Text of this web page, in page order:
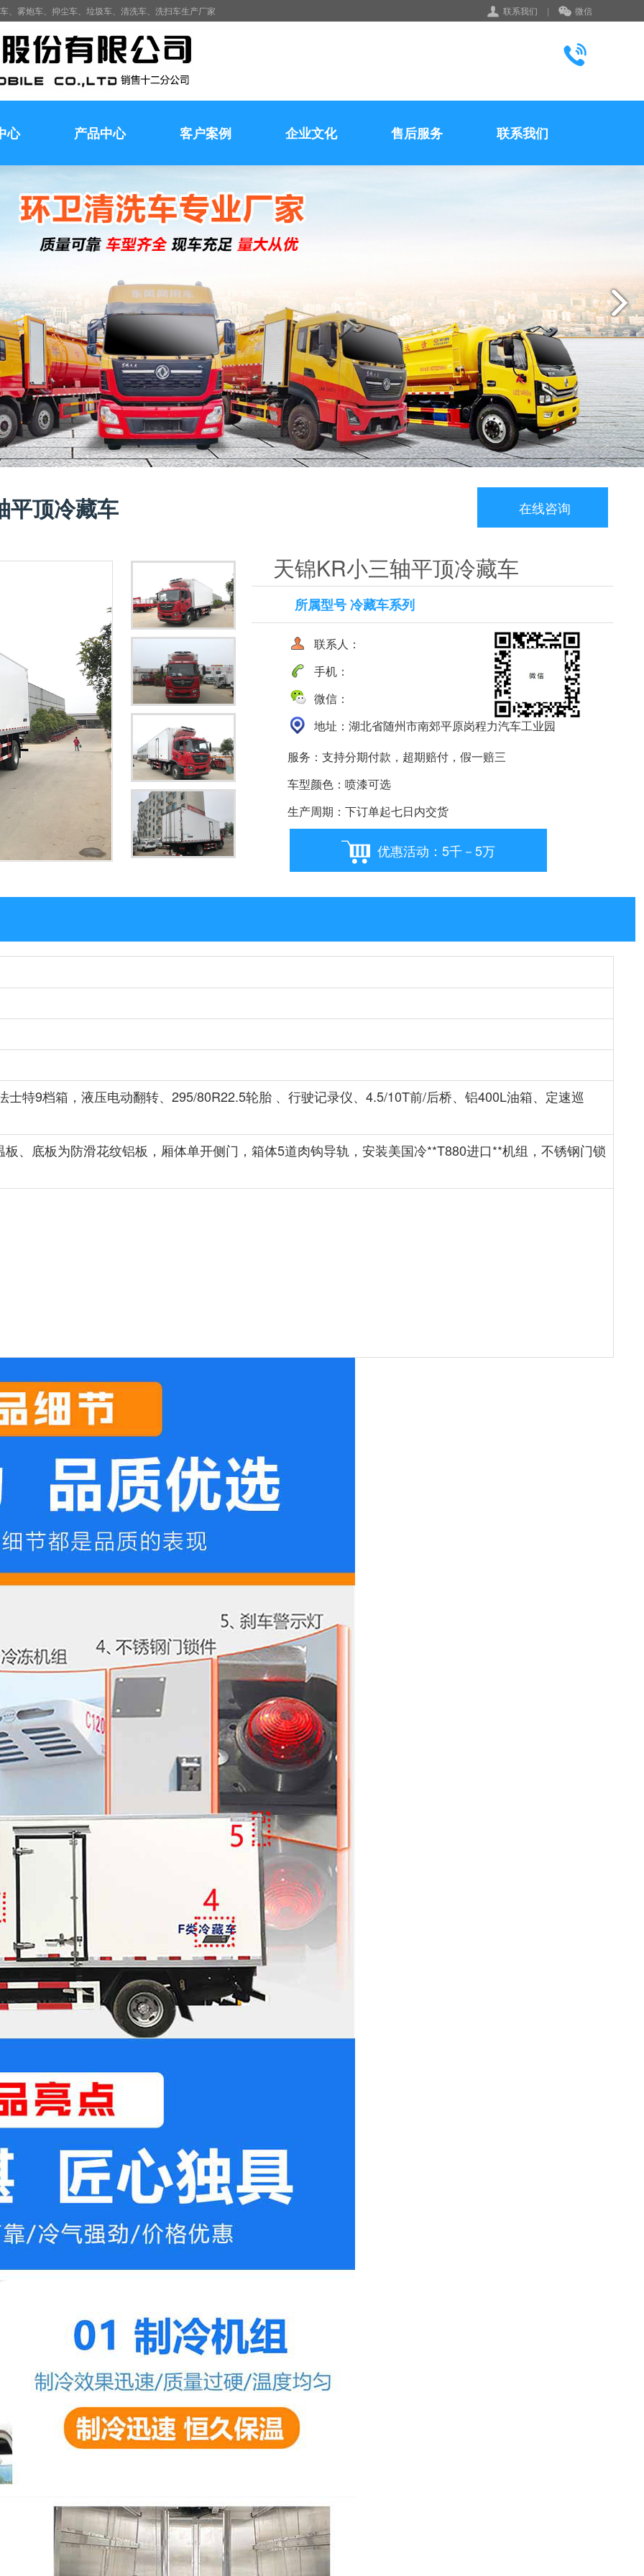
联系我们 | 微信
、雾炮车、抑尘车、垃圾车、清洗车、洗扫车生产厂家
心 产品中心 客户案例 企业文化 售后服务 联系我们
平顶冷藏车 在线咨询
天锦KR小三轴平顶冷藏车
所属型号 冷藏车系列
联系人：
手机：
微信：
要购车就扫我
地址：湖北省随州市南郊平原岗程力汽车工业园
服务：支持分期付款，超期赔付，假一赔三
车型颜色：喷漆可选
生产周期：下订单起七日内交货
优惠活动：5千－5万
特9档箱，液压电动翻转、295/80R22.5轮胎 、行驶记录仪、4.5/10T前/后桥、铝400L油箱、定速巡
、底板为防滑花纹铝板，厢体单开侧门，箱体5道肉钩导轨，安装美国冷**T880进口**机组，不锈钢门锁